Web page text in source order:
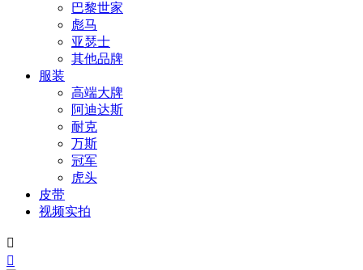
巴黎世家
彪马
亚瑟士
其他品牌
服装
高端大牌
阿迪达斯
耐克
万斯
冠军
虎头
皮带
视频实拍

